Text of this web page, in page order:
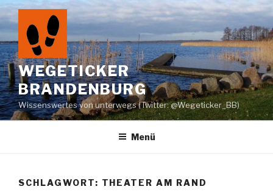
Zum
Inhalt
springen
WEGETICKER
BRANDENBURG
Wissenswertes von unterwegs (Twitter: @Wegeticker_BB)
Menü
SCHLAGWORT: THEATER AM RAND